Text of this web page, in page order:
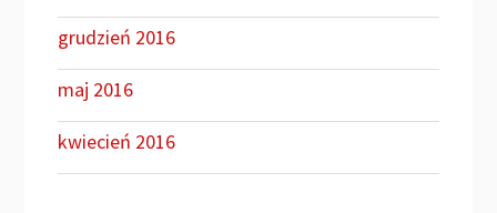
grudzień 2016
maj 2016
kwiecień 2016